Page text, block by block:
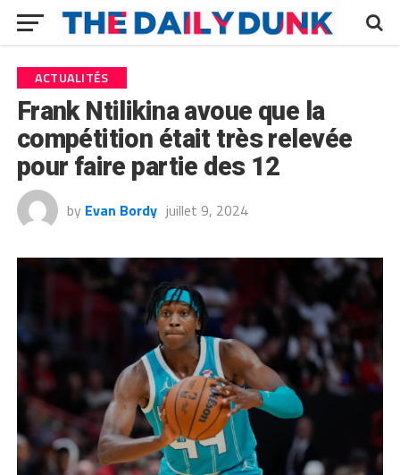
ACTUALITÉS
Frank Ntilikina avoue que la
compétition était très relevée
pour faire partie des 12
by Evan Bordy juillet 9, 2024